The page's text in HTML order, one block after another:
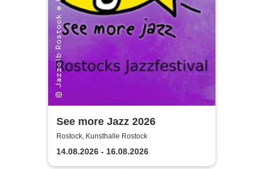
See more Jazz 2026
Rostock, Kunsthalle Rostock
14.08.2026 - 16.08.2026